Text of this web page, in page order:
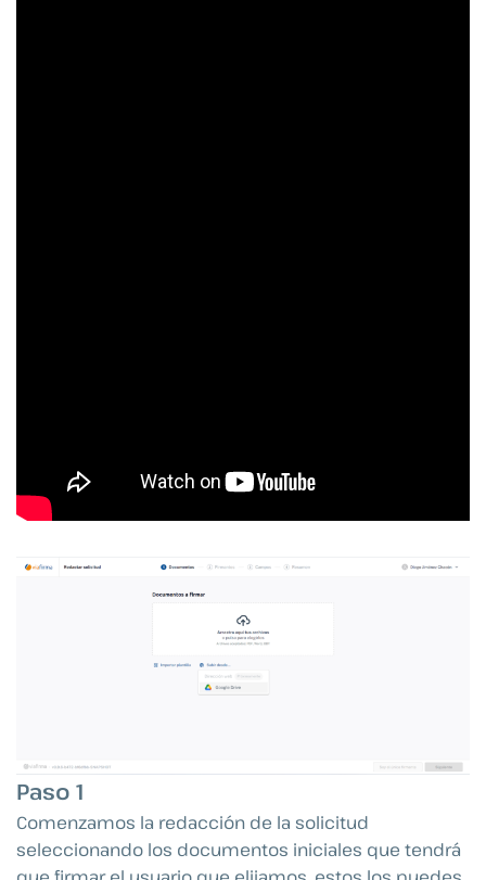
Paso 1
Comenzamos la redacción de la solicitud
seleccionando los documentos iniciales que tendrá